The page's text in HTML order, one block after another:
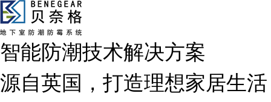
智能防潮技术解决方案
源自英国，打造理想家居生活